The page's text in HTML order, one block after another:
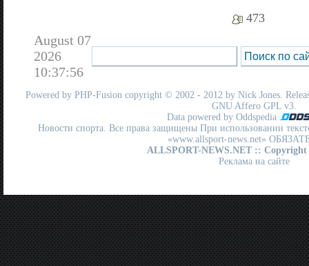
473
August 07
2026
10:37:56
Powered by PHP-Fusion copyright © 2002 - 2012 by Nick Jones.
GNU Affero GPL v3.
Data powered by Oddspedia
Новости спорта. Все права защищены При использовании
«www.allsport-news.net»
ALLSPORT-NEWS.NET :: Copyright
Реклама на сайте